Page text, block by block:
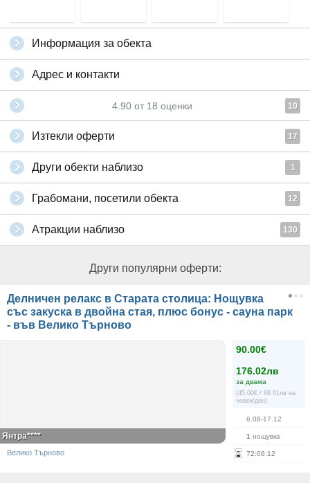
Информация за обекта
Адрес и контакти
4.90 от 18 оценки 10
Изтекли оферти 17
Други обекти наблизо 1
Грабомани, посетили обекта 12
Атракции наблизо 130
Други популярни оферти:
Делничен релакс в Старата столица: Нощувка
със закуска в двойна стая, плюс бонус - сауна парк
- във Велико Търново
90.00€
176.02лв
за двама
(45.00€ / 88.01лв на
човек/ден)
6.08-17.12
1 нощувка
72:06:12
Янтра****
Велико Търново